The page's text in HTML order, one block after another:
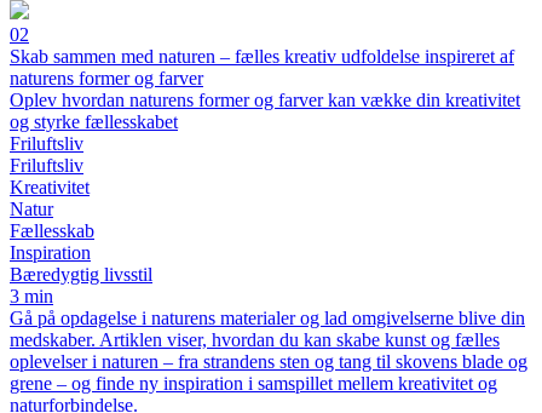
02
Skab sammen med naturen – fælles kreativ udfoldelse inspireret af
naturens former og farver
Oplev hvordan naturens former og farver kan vække din kreativitet
og styrke fællesskabet
Friluftsliv
Friluftsliv
Kreativitet
Natur
Fællesskab
Inspiration
Bæredygtig livsstil
3 min
Gå på opdagelse i naturens materialer og lad omgivelserne blive din
medskaber. Artiklen viser, hvordan du kan skabe kunst og fælles
oplevelser i naturen – fra strandens sten og tang til skovens blade og
grene – og finde ny inspiration i samspillet mellem kreativitet og
naturforbindelse.